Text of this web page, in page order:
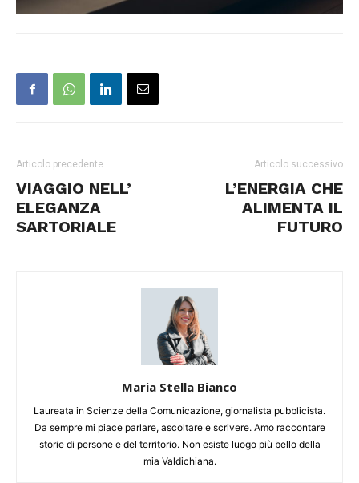
Articolo precedente
VIAGGIO NELL’
ELEGANZA
SARTORIALE
Articolo successivo
L’ENERGIA CHE
ALIMENTA IL
FUTURO
Maria Stella Bianco
Laureata in Scienze della Comunicazione, giornalista pubblicista.
Da sempre mi piace parlare, ascoltare e scrivere. Amo raccontare
storie di persone e del territorio. Non esiste luogo più bello della
mia Valdichiana.